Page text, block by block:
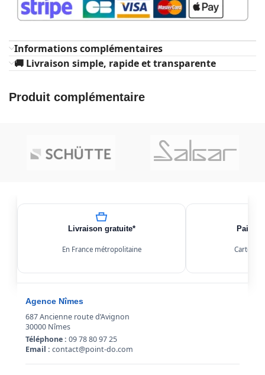
Informations complémentaires
🚚 Livraison simple, rapide et transparente
Produit complémentaire
Livraison gratuite*
En France métropolitaine Carte,
Agence Nîmes
687 Ancienne route d’Avignon
30000 Nîmes
Téléphone : 09 78 80 97 25
Email : contact@point-do.com